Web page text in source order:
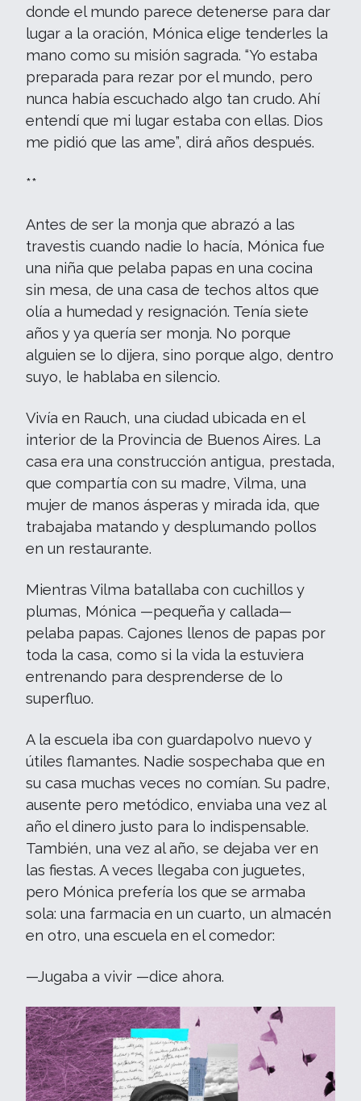
donde el mundo parece detenerse para dar
lugar a la oración, Mónica elige tenderles la
mano como su misión sagrada. “Yo estaba
preparada para rezar por el mundo, pero
nunca había escuchado algo tan crudo. Ahí
entendí que mi lugar estaba con ellas. Dios
me pidió que las ame”, dirá años después.
**
Antes de ser la monja que abrazó a las
travestis cuando nadie lo hacía, Mónica fue
una niña que pelaba papas en una cocina
sin mesa, de una casa de techos altos que
olía a humedad y resignación. Tenía siete
años y ya quería ser monja. No porque
alguien se lo dijera, sino porque algo, dentro
suyo, le hablaba en silencio.
Vivía en Rauch, una ciudad ubicada en el
interior de la Provincia de Buenos Aires. La
casa era una construcción antigua, prestada,
que compartía con su madre, Vilma, una
mujer de manos ásperas y mirada ida, que
trabajaba matando y desplumando pollos
en un restaurante.
Mientras Vilma batallaba con cuchillos y
plumas, Mónica —pequeña y callada—
pelaba papas. Cajones llenos de papas por
toda la casa, como si la vida la estuviera
entrenando para desprenderse de lo
superfluo.
A la escuela iba con guardapolvo nuevo y
útiles flamantes. Nadie sospechaba que en
su casa muchas veces no comían. Su padre,
ausente pero metódico, enviaba una vez al
año el dinero justo para lo indispensable.
También, una vez al año, se dejaba ver en
las fiestas. A veces llegaba con juguetes,
pero Mónica prefería los que se armaba
sola: una farmacia en un cuarto, un almacén
en otro, una escuela en el comedor:
—Jugaba a vivir —dice ahora.